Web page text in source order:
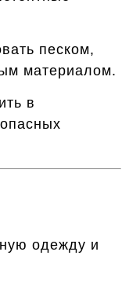
песком,
материалом.
в
одежду и